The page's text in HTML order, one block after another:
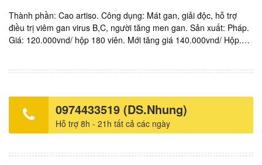
Thành phần: Cao artiso. Công dụng: Mát gan, giải độc, hỗ trợ
điều trị viêm gan virus B,C, người tăng men gan. Sản xuất: Pháp.
Giá: 120.000vnd/ hộp 180 viên. Mới tăng giá 140.000vnd/ Hộp.
0974433519 (DS.Nhung)
Hỗ trợ 8h - 21h tất cả các ngày